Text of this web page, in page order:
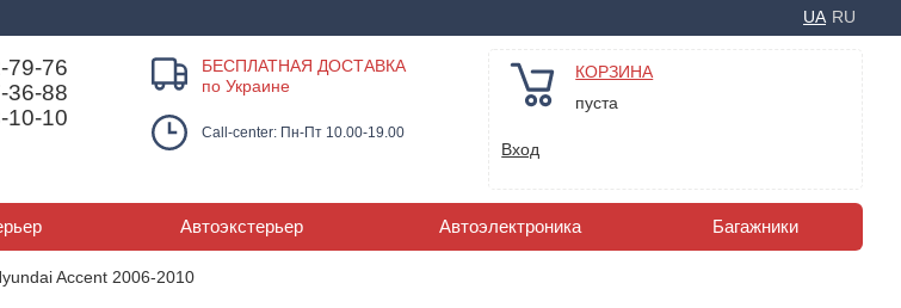
UA RU
79-76
36-88
10-10
БЕСПЛАТНАЯ ДОСТАВКА
по Украине
Call-center: Пн-Пт 10.00-19.00
КОРЗИНА
пуста
Вход
Автоэкстерьер Автоэлектроника Багажники
Accent 2006-2010